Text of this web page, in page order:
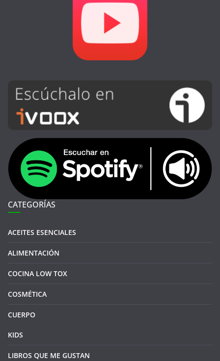
CATEGORÍAS
ACEITES ESENCIALES
ALIMENTACIÓN
COCINA LOW TOX
COSMÉTICA
CUERPO
KIDS
LIBROS QUE ME GUSTAN